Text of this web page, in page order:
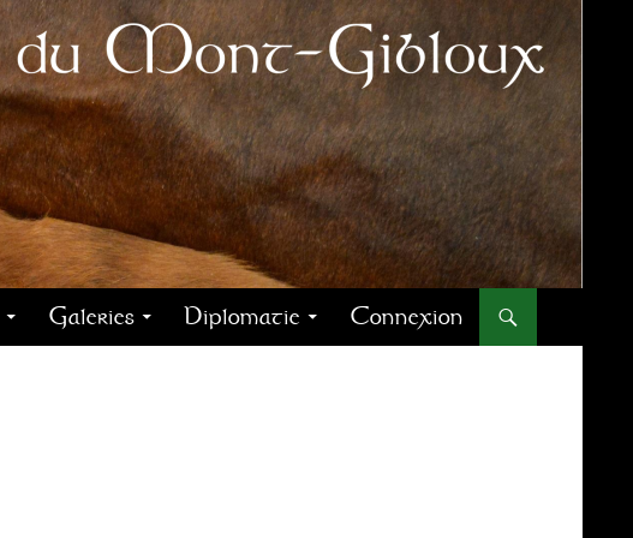
Galeries Diplomatie Connexion